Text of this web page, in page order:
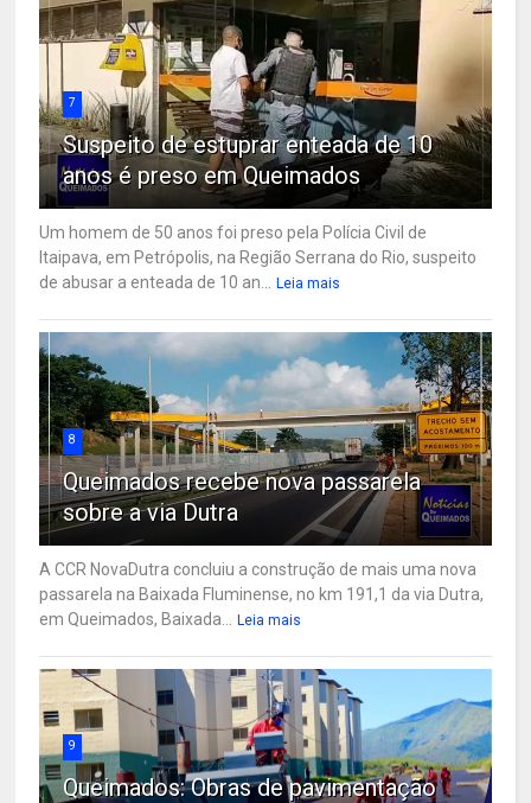
7
Suspeito de estuprar enteada de 10
anos é preso em Queimados
Um homem de 50 anos foi preso pela Polícia Civil de
Itaipava, em Petrópolis, na Região Serrana do Rio, suspeito
de abusar a enteada de 10 an...
Leia mais
8
Queimados recebe nova passarela
sobre a via Dutra
A CCR NovaDutra concluiu a construção de mais uma nova
passarela na Baixada Fluminense, no km 191,1 da via Dutra,
em Queimados, Baixada...
Leia mais
9
Queimados: Obras de pavimentação